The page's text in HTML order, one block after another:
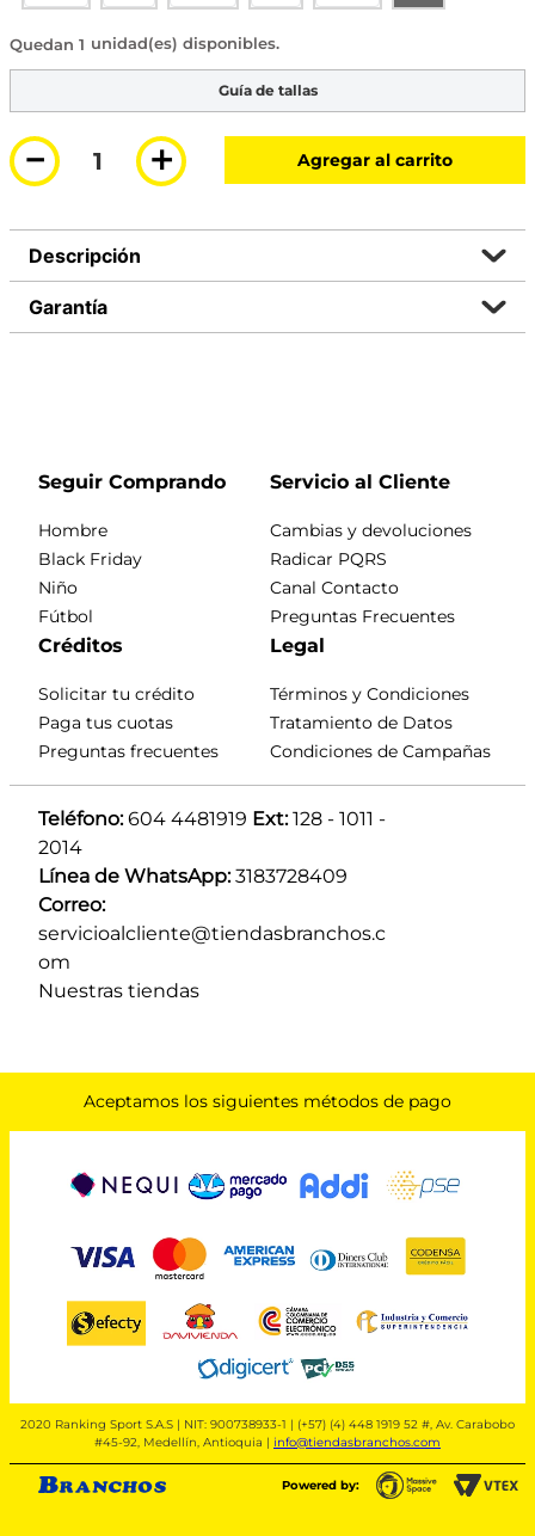
1 disponible
Guía de tallas
＋
－ Agregar al carrito
Descripción
Garantía
Seguir Comprando
Hombre
Black Friday
Niño
Fútbol
Servicio al Cliente
Cambias y devoluciones
Radicar PQRS
Canal Contacto
Preguntas Frecuentes
Créditos
Solicitar tu crédito
Paga tus cuotas
Preguntas frecuentes
Legal
Términos y Condiciones
Tratamiento de Datos
Condiciones de Campañas
Teléfono: 604 4481919 Ext: 128 - 1011 -
2014
Línea de WhatsApp: 3183728409
Correo:
servicioalcliente@tiendasbranchos.c
om
Nuestras tiendas
Aceptamos los siguientes métodos de pago
2020 Ranking Sport S.A.S | NIT: 900738933-1 | (+57) (4) 448 1919 52 #, Av. Carabobo
#45-92, Medellín, Antioquia | info@tiendasbranchos.com
Powered by: